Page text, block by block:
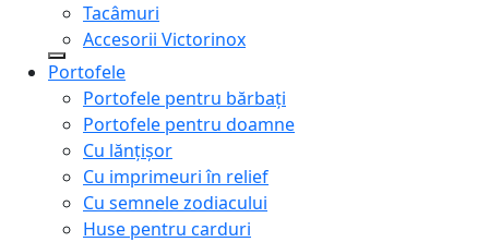
Tacâmuri
Accesorii Victorinox
Portofele
Portofele pentru bărbați
Portofele pentru doamne
Cu lănțișor
Cu imprimeuri în relief
Cu semnele zodiacului
Huse pentru carduri